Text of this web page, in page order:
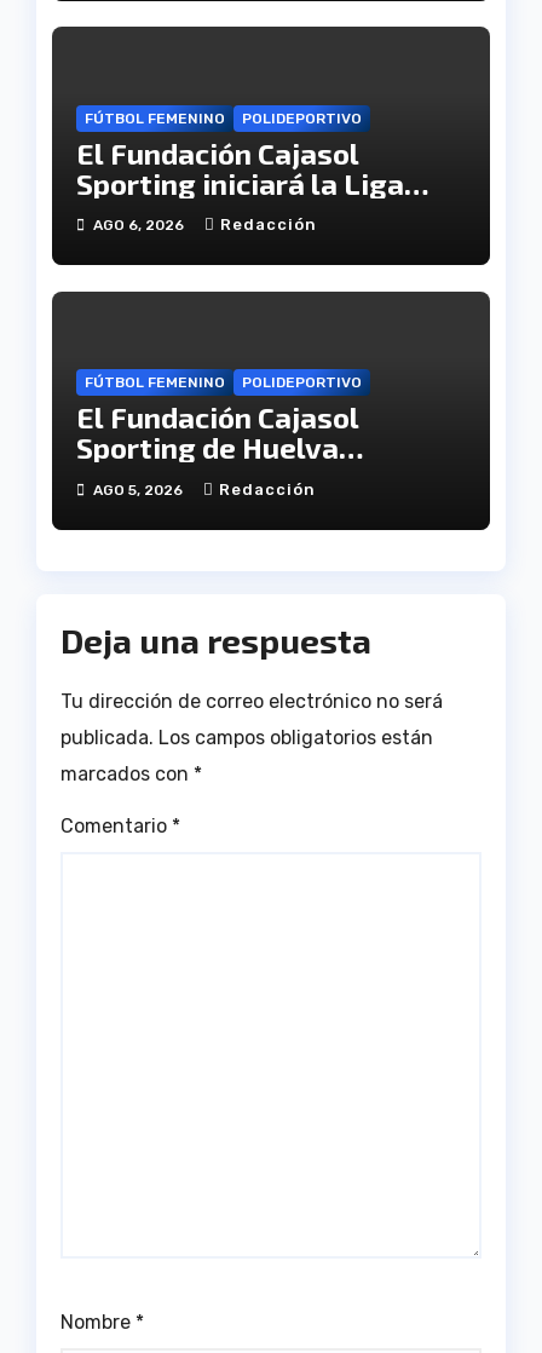
FÚTBOL FEMENINO POLIDEPORTIVO
El Fundación Cajasol
Sporting iniciará la Liga
recibiendo al Cacereño
AGO 6, 2026 Redacción
FÚTBOL FEMENINO POLIDEPORTIVO
El Fundación Cajasol
Sporting de Huelva
disputará la Copa de
Andalucía en el Estadio
Antonio Toledo Sánchez
AGO 5, 2026 Redacción
Deja una respuesta
Tu dirección de correo electrónico no será
publicada. Los campos obligatorios están
marcados con *
Comentario *
Nombre *